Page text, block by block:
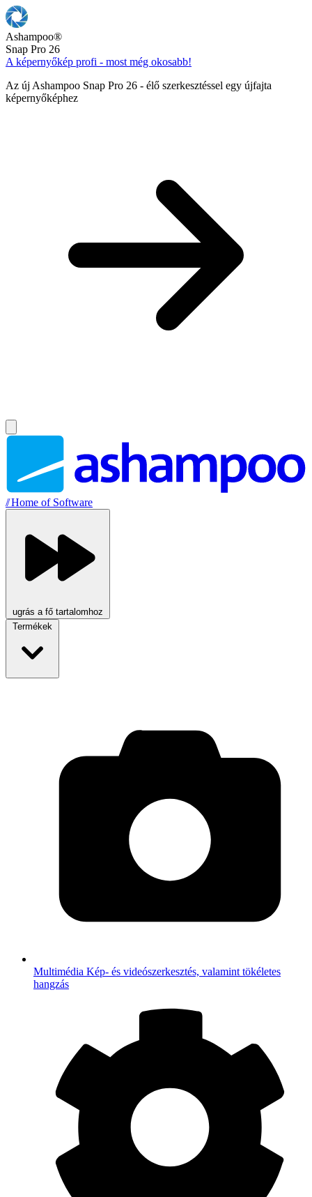
Ashampoo®
Snap Pro 26
A képernyőkép profi - most még okosabb!
Az új Ashampoo Snap Pro 26 - élő szerkesztéssel egy újfajta
képernyőképhez
//Home of Software
ugrás a fő tartalomhoz
Termékek
Multimédia Kép- és videószerkesztés, valamint tökéletes
hangzás